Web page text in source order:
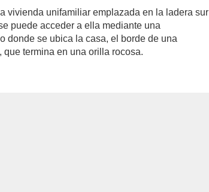
vivienda unifamiliar emplazada en la ladera sur
puede acceder a ella mediante una
donde se ubica la casa, el borde de una
termina en una orilla rocosa.
Héctor%20Quintela/